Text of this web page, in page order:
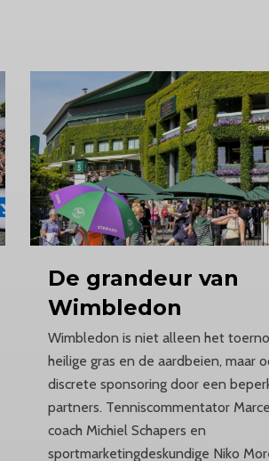
De grandeur van
Wimbledon
Wimbledon is niet alleen het
heilige gras en de aardbeien, maar
discrete sponsoring door een
partners. Tenniscommentator
coach Michiel Schapers en
sportmarketingdeskundige Niko